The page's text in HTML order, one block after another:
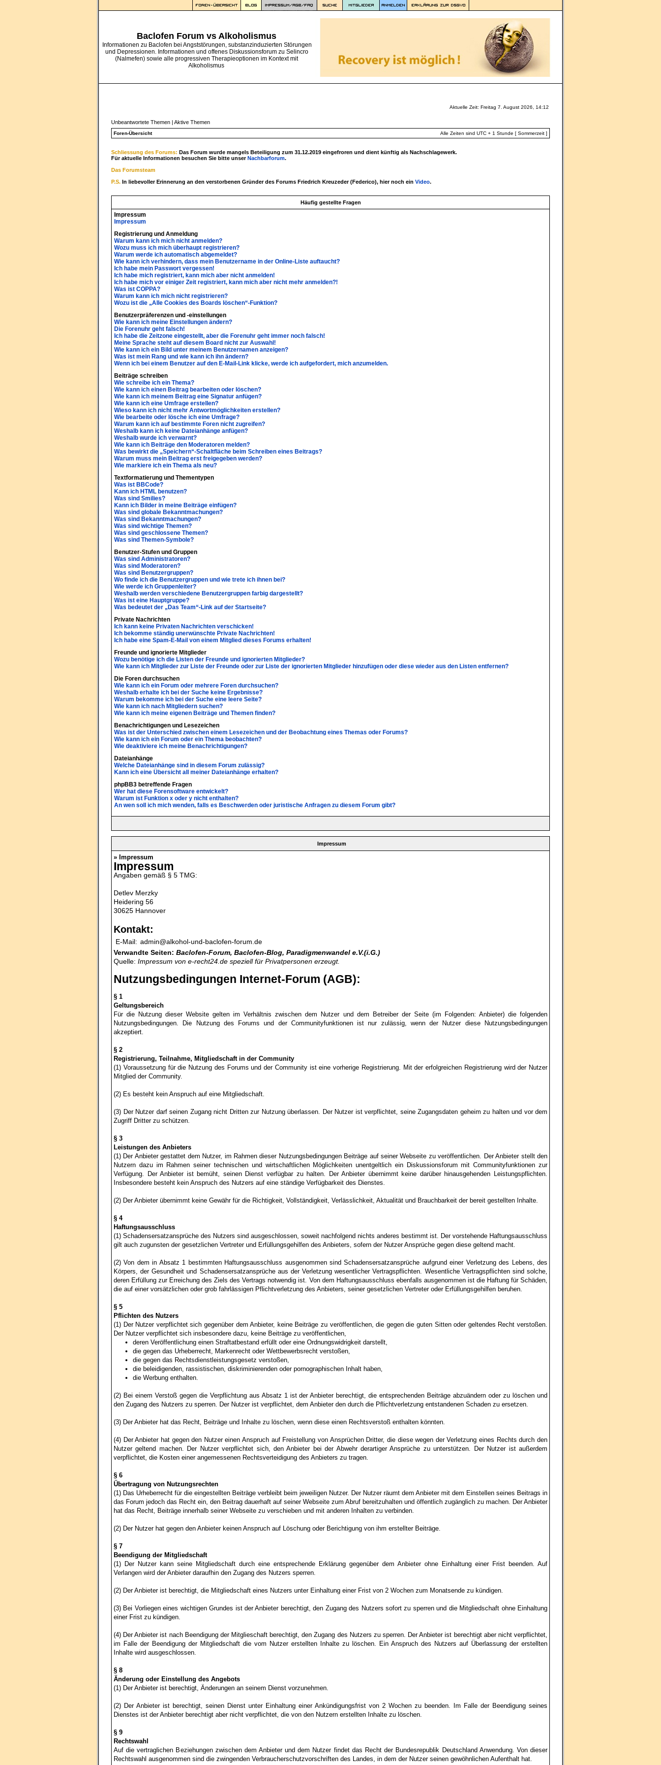
Baclofen Forum vs Alkoholismus
Informationen zu Baclofen bei Angststörungen, substanzinduzierten Störungen
und Depressionen. Informationen und offenes Diskussionsforum zu Selincro
(Nalmefen) sowie alle progressiven Therapieoptionen im Kontext mit
Alkoholismus
Aktuelle Zeit: Freitag 7. August 2026, 14:12
Unbeantwortete Themen | Aktive Themen
Foren-Übersicht Alle Zeiten sind UTC + 1 Stunde [ Sommerzeit ]
Schliessung des Forums: Das Forum wurde mangels Beteiligung zum 31.12.2019 eingefroren und dient künftig als Nachschlagewerk.
Für aktuelle Informationen besuchen Sie bitte unserNachbarforum.
Das Forumsteam
P.S. In liebevoller Erinnerung an den verstorbenen Gründer des Forums Friedrich Kreuzeder (Federico), hier noch ein Video.
Häufig gestellte Fragen
Impressum
Impressum
Registrierung und Anmeldung
Warum kann ich mich nicht anmelden?
Wozu muss ich mich überhaupt registrieren?
Warum werde ich automatisch abgemeldet?
Wie kann ich verhindern, dass mein Benutzername in der Online-Liste auftaucht?
Ich habe mein Passwort vergessen!
Ich habe mich registriert, kann mich aber nicht anmelden!
Ich habe mich vor einiger Zeit registriert, kann mich aber nicht mehr anmelden?!
Was ist COPPA?
Warum kann ich mich nicht registrieren?
Wozu ist die „Alle Cookies des Boards löschen“-Funktion?
Benutzerpräferenzen und -einstellungen
Wie kann ich meine Einstellungen ändern?
Die Forenuhr geht falsch!
Ich habe die Zeitzone eingestellt, aber die Forenuhr geht immer noch falsch!
Meine Sprache steht auf diesem Board nicht zur Auswahl!
Wie kann ich ein Bild unter meinem Benutzernamen anzeigen?
Was ist mein Rang und wie kann ich ihn ändern?
Wenn ich bei einem Benutzer auf den E-Mail-Link klicke, werde ich aufgefordert, mich anzumelden.
Beiträge schreiben
Wie schreibe ich ein Thema?
Wie kann ich einen Beitrag bearbeiten oder löschen?
Wie kann ich meinem Beitrag eine Signatur anfügen?
Wie kann ich eine Umfrage erstellen?
Wieso kann ich nicht mehr Antwortmöglichkeiten erstellen?
Wie bearbeite oder lösche ich eine Umfrage?
Warum kann ich auf bestimmte Foren nicht zugreifen?
Weshalb kann ich keine Dateianhänge anfügen?
Weshalb wurde ich verwarnt?
Wie kann ich Beiträge den Moderatoren melden?
Was bewirkt die „Speichern“-Schaltfläche beim Schreiben eines Beitrags?
Warum muss mein Beitrag erst freigegeben werden?
Wie markiere ich ein Thema als neu?
Textformatierung und Thementypen
Was ist BBCode?
Kann ich HTML benutzen?
Was sind Smilies?
Kann ich Bilder in meine Beiträge einfügen?
Was sind globale Bekanntmachungen?
Was sind Bekanntmachungen?
Was sind wichtige Themen?
Was sind geschlossene Themen?
Was sind Themen-Symbole?
Benutzer-Stufen und Gruppen
Was sind Administratoren?
Was sind Moderatoren?
Was sind Benutzergruppen?
Wo finde ich die Benutzergruppen und wie trete ich ihnen bei?
Wie werde ich Gruppenleiter?
Weshalb werden verschiedene Benutzergruppen farbig dargestellt?
Was ist eine Hauptgruppe?
Was bedeutet der „Das Team“-Link auf der Startseite?
Private Nachrichten
Ich kann keine Privaten Nachrichten verschicken!
Ich bekomme ständig unerwünschte Private Nachrichten!
Ich habe eine Spam-E-Mail von einem Mitglied dieses Forums erhalten!
Freunde und ignorierte Mitglieder
Wozu benötige ich die Listen der Freunde und ignorierten Mitglieder?
Wie kann ich Mitglieder zur Liste der Freunde oder zur Liste der ignorierten Mitglieder hinzufügen oder diese wieder aus den Listen entfernen?
Die Foren durchsuchen
Wie kann ich ein Forum oder mehrere Foren durchsuchen?
Weshalb erhalte ich bei der Suche keine Ergebnisse?
Warum bekomme ich bei der Suche eine leere Seite?
Wie kann ich nach Mitgliedern suchen?
Wie kann ich meine eigenen Beiträge und Themen finden?
Benachrichtigungen und Lesezeichen
Was ist der Unterschied zwischen einem Lesezeichen und der Beobachtung eines Themas oder Forums?
Wie kann ich ein Forum oder ein Thema beobachten?
Wie deaktiviere ich meine Benachrichtigungen?
Dateianhänge
Welche Dateianhänge sind in diesem Forum zulässig?
Kann ich eine Übersicht all meiner Dateianhänge erhalten?
phpBB3 betreffende Fragen
Wer hat diese Forensoftware entwickelt?
Warum ist Funktion x oder y nicht enthalten?
An wen soll ich mich wenden, falls es Beschwerden oder juristische Anfragen zu diesem Forum gibt?
Impressum
» Impressum
Impressum
Angaben gemäß § 5 TMG:
Detlev Merzky
Heidering 56
30625 Hannover
Kontakt:
E-Mail: admin@alkohol-und-baclofen-forum.de
Verwandte Seiten: Baclofen-Forum, Baclofen-Blog, Paradigmenwandel e.V.(i.G.)
Quelle: Impressum von e-recht24.de speziell für Privatpersonen erzeugt.
Nutzungsbedingungen Internet-Forum (AGB):
§ 1
Geltungsbereich
Für die Nutzung dieser Website gelten im Verhältnis zwischen dem Nutzer und dem Betreiber der Seite (im Folgenden: Anbieter) die folgenden
Nutzungsbedingungen. Die Nutzung des Forums und der Communityfunktionen ist nur zulässig, wenn der Nutzer diese Nutzungsbedingungen
akzeptiert.
§ 2
Registrierung, Teilnahme, Mitgliedschaft in der Community
(1) Voraussetzung für die Nutzung des Forums und der Community ist eine vorherige Registrierung. Mit der erfolgreichen Registrierung wird der Nutzer
Mitglied der Community.
(2) Es besteht kein Anspruch auf eine Mitgliedschaft.
(3) Der Nutzer darf seinen Zugang nicht Dritten zur Nutzung überlassen. Der Nutzer ist verpflichtet, seine Zugangsdaten geheim zu halten und vor dem
Zugriff Dritter zu schützen.
§ 3
Leistungen des Anbieters
(1) Der Anbieter gestattet dem Nutzer, im Rahmen dieser Nutzungsbedingungen Beiträge auf seiner Webseite zu veröffentlichen. Der Anbieter stellt den
Nutzern dazu im Rahmen seiner technischen und wirtschaftlichen Möglichkeiten unentgeltlich ein Diskussionsforum mit Communityfunktionen zur
Verfügung. Der Anbieter ist bemüht, seinen Dienst verfügbar zu halten. Der Anbieter übernimmt keine darüber hinausgehenden Leistungspflichten.
Insbesondere besteht kein Anspruch des Nutzers auf eine ständige Verfügbarkeit des Dienstes.
(2) Der Anbieter übernimmt keine Gewähr für die Richtigkeit, Vollständigkeit, Verlässlichkeit, Aktualität und Brauchbarkeit der bereit gestellten Inhalte.
§ 4
Haftungsausschluss
(1) Schadensersatzansprüche des Nutzers sind ausgeschlossen, soweit nachfolgend nichts anderes bestimmt ist. Der vorstehende Haftungsausschluss
gilt auch zugunsten der gesetzlichen Vertreter und Erfüllungsgehilfen des Anbieters, sofern der Nutzer Ansprüche gegen diese geltend macht.
(2) Von dem in Absatz 1 bestimmten Haftungsausschluss ausgenommen sind Schadensersatzansprüche aufgrund einer Verletzung des Lebens, des
Körpers, der Gesundheit und Schadensersatzansprüche aus der Verletzung wesentlicher Vertragspflichten. Wesentliche Vertragspflichten sind solche,
deren Erfüllung zur Erreichung des Ziels des Vertrags notwendig ist. Von dem Haftungsausschluss ebenfalls ausgenommen ist die Haftung für Schäden,
die auf einer vorsätzlichen oder grob fahrlässigen Pflichtverletzung des Anbieters, seiner gesetzlichen Vertreter oder Erfüllungsgehilfen beruhen.
§ 5
Pflichten des Nutzers
(1) Der Nutzer verpflichtet sich gegenüber dem Anbieter, keine Beiträge zu veröffentlichen, die gegen die guten Sitten oder geltendes Recht verstoßen.
Der Nutzer verpflichtet sich insbesondere dazu, keine Beiträge zu veröffentlichen,
deren Veröffentlichung einen Straftatbestand erfüllt oder eine Ordnungswidrigkeit darstellt,
die gegen das Urheberrecht, Markenrecht oder Wettbewerbsrecht verstoßen,
die gegen das Rechtsdienstleistungsgesetz verstoßen,
die beleidigenden, rassistischen, diskriminierenden oder pornographischen Inhalt haben,
die Werbung enthalten.
(2) Bei einem Verstoß gegen die Verpflichtung aus Absatz 1 ist der Anbieter berechtigt, die entsprechenden Beiträge abzuändern oder zu löschen und
den Zugang des Nutzers zu sperren. Der Nutzer ist verpflichtet, dem Anbieter den durch die Pflichtverletzung entstandenen Schaden zu ersetzen.
(3) Der Anbieter hat das Recht, Beiträge und Inhalte zu löschen, wenn diese einen Rechtsverstoß enthalten könnten.
(4) Der Anbieter hat gegen den Nutzer einen Anspruch auf Freistellung von Ansprüchen Dritter, die diese wegen der Verletzung eines Rechts durch den
Nutzer geltend machen. Der Nutzer verpflichtet sich, den Anbieter bei der Abwehr derartiger Ansprüche zu unterstützen. Der Nutzer ist außerdem
verpflichtet, die Kosten einer angemessenen Rechtsverteidigung des Anbieters zu tragen.
§ 6
Übertragung von Nutzungsrechten
(1) Das Urheberrecht für die eingestellten Beiträge verbleibt beim jeweiligen Nutzer. Der Nutzer räumt dem Anbieter mit dem Einstellen seines Beitrags in
das Forum jedoch das Recht ein, den Beitrag dauerhaft auf seiner Webseite zum Abruf bereitzuhalten und öffentlich zugänglich zu machen. Der Anbieter
hat das Recht, Beiträge innerhalb seiner Webseite zu verschieben und mit anderen Inhalten zu verbinden.
(2) Der Nutzer hat gegen den Anbieter keinen Anspruch auf Löschung oder Berichtigung von ihm erstellter Beiträge.
§ 7
Beendigung der Mitgliedschaft
(1) Der Nutzer kann seine Mitgliedschaft durch eine entsprechende Erklärung gegenüber dem Anbieter ohne Einhaltung einer Frist beenden. Auf
Verlangen wird der Anbieter daraufhin den Zugang des Nutzers sperren.
(2) Der Anbieter ist berechtigt, die Mitgliedschaft eines Nutzers unter Einhaltung einer Frist von 2 Wochen zum Monatsende zu kündigen.
(3) Bei Vorliegen eines wichtigen Grundes ist der Anbieter berechtigt, den Zugang des Nutzers sofort zu sperren und die Mitgliedschaft ohne Einhaltung
einer Frist zu kündigen.
(4) Der Anbieter ist nach Beendigung der Mitglieschaft berechtigt, den Zugang des Nutzers zu sperren. Der Anbieter ist berechtigt aber nicht verpflichtet,
im Falle der Beendigung der Mitgliedschaft die vom Nutzer erstellten Inhalte zu löschen. Ein Anspruch des Nutzers auf Überlassung der erstellten
Inhalte wird ausgeschlossen.
§ 8
Änderung oder Einstellung des Angebots
(1) Der Anbieter ist berechtigt, Änderungen an seinem Dienst vorzunehmen.
(2) Der Anbieter ist berechtigt, seinen Dienst unter Einhaltung einer Ankündigungsfrist von 2 Wochen zu beenden. Im Falle der Beendigung seines
Dienstes ist der Anbieter berechtigt aber nicht verpflichtet, die von den Nutzern erstellten Inhalte zu löschen.
§ 9
Rechtswahl
Auf die vertraglichen Beziehungen zwischen dem Anbieter und dem Nutzer findet das Recht der Bundesrepublik Deutschland Anwendung. Von dieser
Rechtswahl ausgenommen sind die zwingenden Verbraucherschutzvorschriften des Landes, in dem der Nutzer seinen gewöhnlichen Aufenthalt hat.